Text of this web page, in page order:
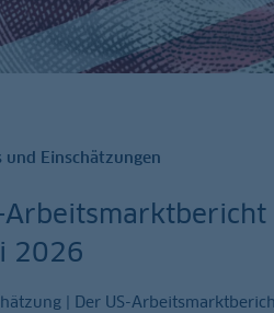
und Einschätzungen
2026
| Der US-